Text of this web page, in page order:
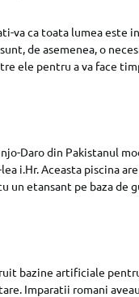
va ca toata lumea este
de asemenea, o
ele pentru a va face
Daro din Pakistanul
i.Hr. Aceasta piscina
un etansant pe baza de
bazine artificiale
Imparatii romani